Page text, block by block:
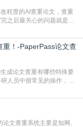
程度的AI查重论文，查重
之后最关心的问题就是ai
术文献、网络内容，生成
布的作品撞重复，甚至会
重！-PaperPass论文查
成论文查重有哪些特殊要
人员中很常见的操作，不
训练AI的数据集本身就包
时很容易无意识拼接出重